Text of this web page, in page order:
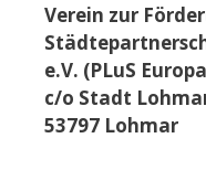
Verein zur
e.V. (PLuS
c/o Stadt
53797 Lohmar